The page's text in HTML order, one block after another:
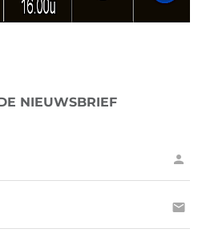
NIEUWSBRIEF
person
mail